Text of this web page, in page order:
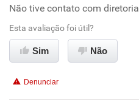
Benefícios
Recomenda esta empresa
Recomenda a diretoria
Não tive contato com diretoria
Esta avaliação foi útil?
Sim Não
Denunciar